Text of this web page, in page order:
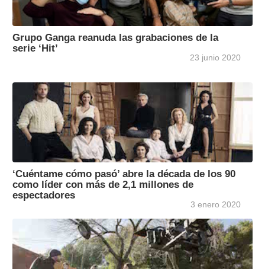
Grupo Ganga reanuda las grabaciones de la
serie ‘Hit’
23 junio 2020
‘Cuéntame cómo pasó’ abre la década de los 90
como líder con más de 2,1 millones de
espectadores
3 enero 2020